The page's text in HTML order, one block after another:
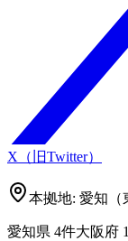
X（旧Twitter）
本拠地: 愛知（
愛知県 4件大阪府 1